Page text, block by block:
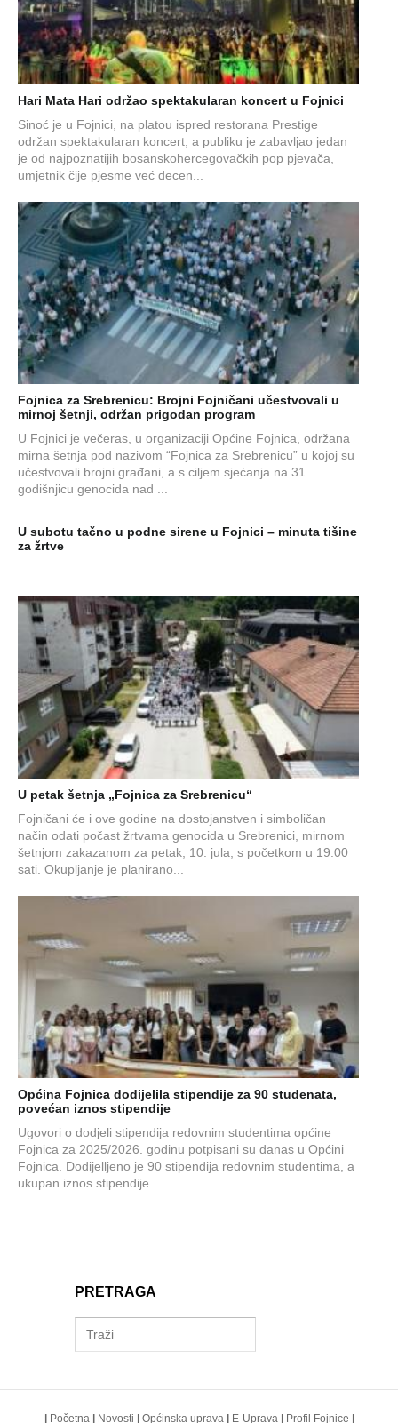
Hari Mata Hari održao spektakularan koncert u Fojnici
Sinoć je u Fojnici, na platou ispred restorana Prestige
održan spektakularan koncert, a publiku je zabavljao jedan
je od najpoznatijih bosanskohercegovačkih pop pjevača,
umjetnik čije pjesme već decen...
Fojnica za Srebrenicu: Brojni Fojničani učestvovali u
mirnoj šetnji, održan prigodan program
U Fojnici je večeras, u organizaciji Općine Fojnica, održana
mirna šetnja pod nazivom “Fojnica za Srebrenicu” u kojoj su
učestvovali brojni građani, a s ciljem sjećanja na 31.
godišnjicu genocida nad ...
U subotu tačno u podne sirene u Fojnici – minuta tišine
za žrtve
U petak šetnja „Fojnica za Srebrenicu“
Fojničani će i ove godine na dostojanstven i simboličan
način odati počast žrtvama genocida u Srebrenici, mirnom
šetnjom zakazanom za petak, 10. jula, s početkom u 19:00
sati. Okupljanje je planirano...
Općina Fojnica dodijelila stipendije za 90 studenata,
povećan iznos stipendije
Ugovori o dodjeli stipendija redovnim studentima općine
Fojnica za 2025/2026. godinu potpisani su danas u Općini
Fojnica. Dodijelljeno je 90 stipendija redovnim studentima, a
ukupan iznos stipendije ...
PRETRAGA
| Početna | Novosti | Općinska uprava | E-Uprava | Profil Fojnice |